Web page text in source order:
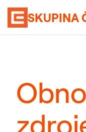
SKUPINA